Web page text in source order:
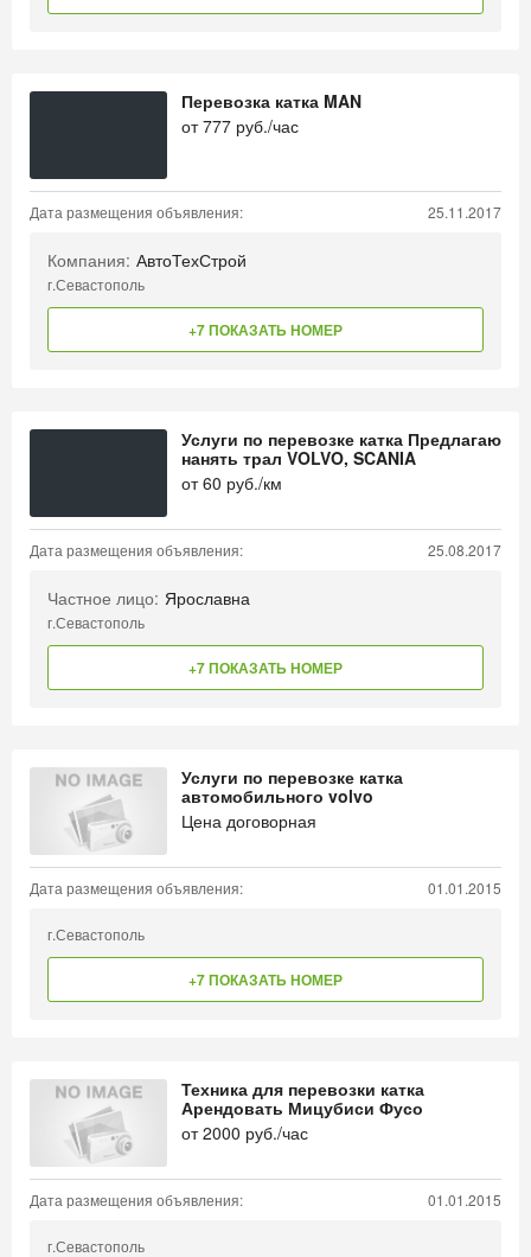
Перевозка катка MAN
от777 руб./час
Дата размещения объявления: 25.11.2017
Компания: АвтоТехСтрой
г.Севастополь
+7 ПОКАЗАТЬ НОМЕР
Услуги по перевозке катка Предлагаю
нанять трал VOLVO, SCANIA
от60 руб./км
Дата размещения объявления: 25.08.2017
Частное лицо: Ярославна
г.Севастополь
+7 ПОКАЗАТЬ НОМЕР
Услуги по перевозке катка
автомобильного volvo
Цена договорная
Дата размещения объявления: 01.01.2015
г.Севастополь
+7 ПОКАЗАТЬ НОМЕР
Техника для перевозки катка
Арендовать Мицубиси Фусо
от2000 руб./час
Дата размещения объявления: 01.01.2015
г.Севастополь